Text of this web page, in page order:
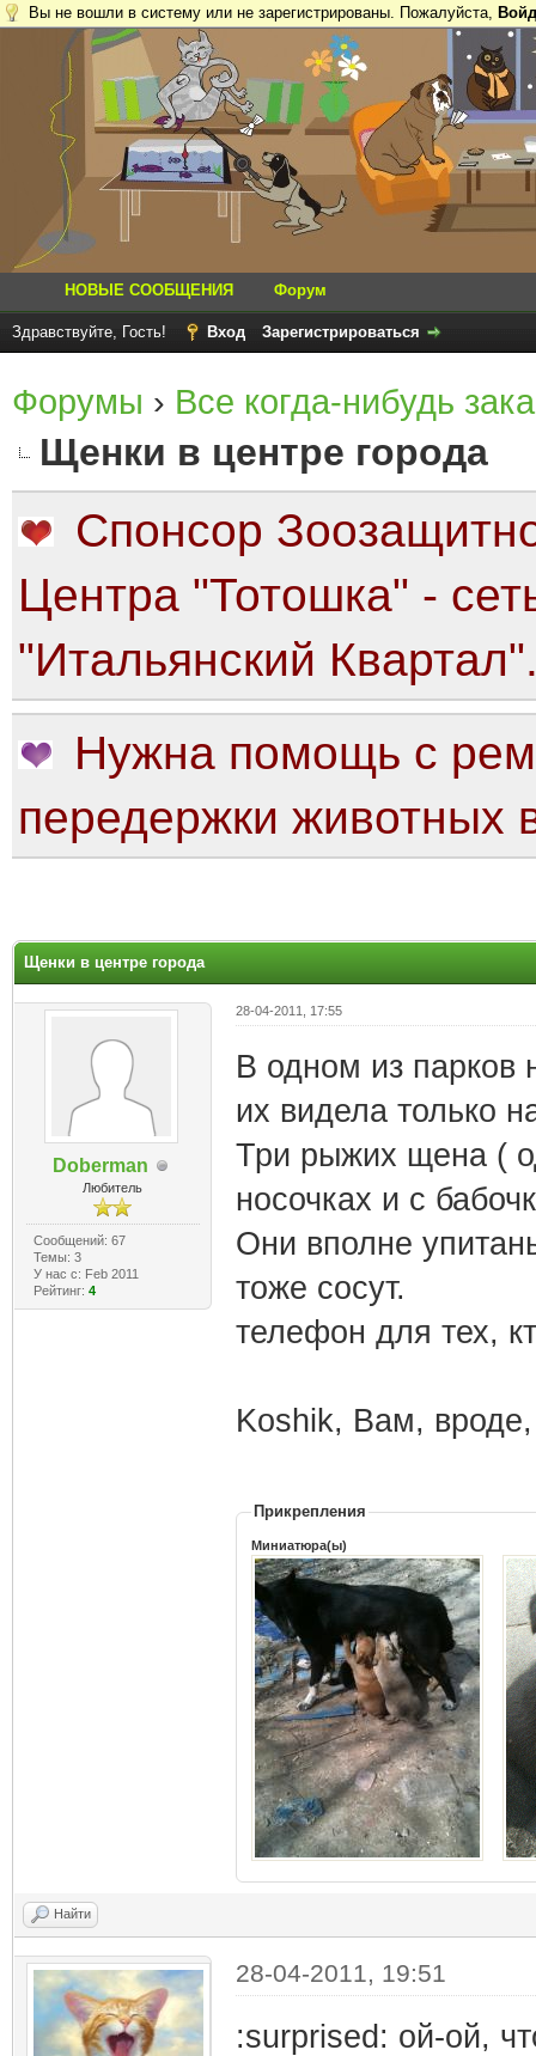
Вы не вошли в систему или не зарегистрированы. Пожалуйста,
НОВЫЕ СООБЩЕНИЯ Форум
Здравствуйте, Гость! Вход Зарегистрироваться
Форумы › Все когда-нибудь
Щенки в центре города
Спонсор
Центра "Тотошка" -
"Итальянский
Нужна помощь с
передержки животных
Щенки в центре города
Doberman
Любитель
Сообщений: 67
Темы: 3
У нас с: Feb 2011
Рейтинг: 4
28-04-2011, 17:55
В одном из парков
их видела только
Три рыжих щена (
носочках и с
Они вполне
тоже сосут.
телефон для тех,
Koshik, Вам,
Прикрепления
Миниатюра(ы)
Найти
28-04-2011, 19:51
:surprised: ой-ой,